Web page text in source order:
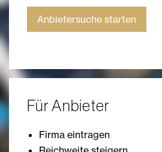
Anbietersuche starten
Für Anbieter
Firma eintragen